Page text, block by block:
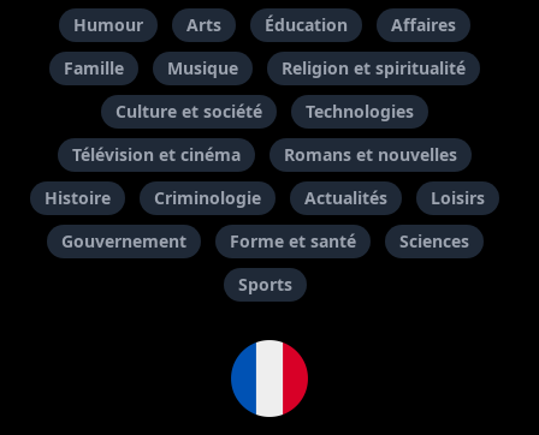
Humour Arts Éducation
Affaires
Famille
Musique
Religion et spiritualité
Culture et société
Technologies
Télévision et cinéma
Romans et nouvelles
Histoire
Criminologie Actualités
Loisirs
Gouvernement
Forme et santé
Sciences
Sports